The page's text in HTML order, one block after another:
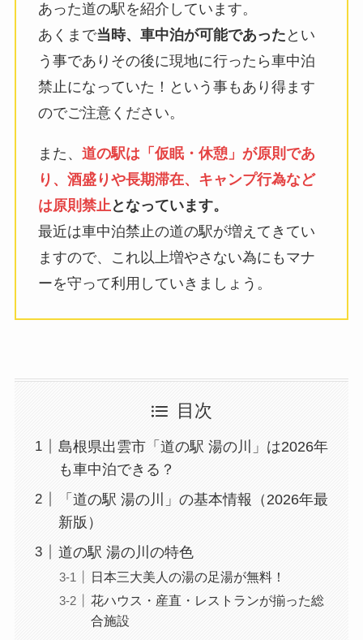
あった道の駅を紹介しています。
あくまで当時、車中泊が可能であった とい
う事でありその後に現地に行ったら車中泊
禁止になっていた！という事もあり得ます
のでご注意ください。
また、 道の駅は「仮眠・休憩」が原則であ
り、酒盛りや長期滞在、キャンプ行為など
は原則禁止となっています。
最近は車中泊禁止の道の駅が増えてきてい
ますので、これ以上増やさない為にもマナ
ーを守って利用していきましょう。
目次
島根県出雲市「道の駅 湯の川」は2026年
も車中泊できる？
「道の駅 湯の川」の基本情報（2026年最
新版）
道の駅 湯の川の特色
日本三大美人の湯の足湯が無料！
花ハウス・産直・レストランが揃った総
合施設